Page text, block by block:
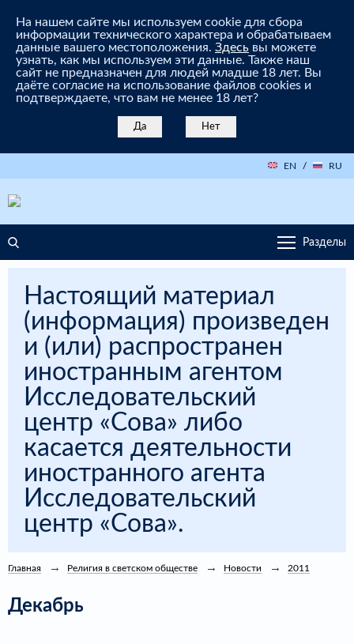
На нашем сайте мы используем cookie для сбора
информации технического характера и обрабатываем
данные вашего местоположения. Здесь вы можете
узнать, как мы используем эти данные. Также наш
сайт не предназначен для людей младше 18 лет. Вы
даёте согласие на использование файлов cookies и
подтверждаете, что вам не менее 18 лет?
Да Нет
EN / RU
Разделы
Настоящий материал
(информация) произведен
и (или) распространен
иностранным агентом
Исследовательский
центр «Сова» либо
касается деятельности
иностранного агента
Исследовательский
центр «Сова».
Главная Религия в светском обществе Новости 2011
Декабрь